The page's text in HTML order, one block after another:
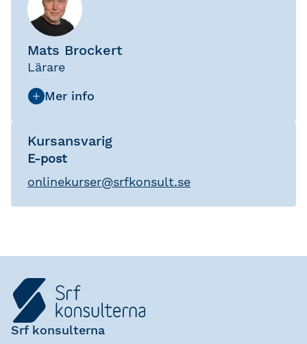
Mats Brockert
Lärare
Kursansvarig
E-post
onlinekurser@srfkonsult.se
Srf konsulterna